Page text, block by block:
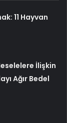
11 Hayvan
İlişkin
Ağır Bedel